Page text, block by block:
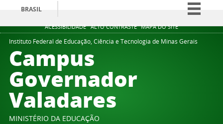
ACESSIBILIDADE ALTO CONTRASTE MAPA DO SITE
BRASIL
Simplifique!
Comunica BR
Instituto Federal de Educação, Ciência e Tecnologia de Minas Gerais
Campus
Governador
Valadares
MINISTÉRIO DA EDUCAÇÃO